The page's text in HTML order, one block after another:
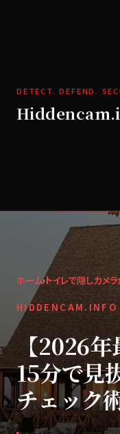
DETECT. DEFEND.
ホーム›トイレで隠しカメ
【2026
15分で見
チェック